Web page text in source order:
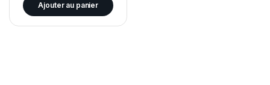
Ajouter au panier